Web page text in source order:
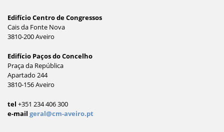
Edifício Centro de Congressos
Cais da Fonte Nova
3810-200 Aveiro
Edifício Paços do Concelho
Praça da República
Apartado 244
3810-156 Aveiro
tel +351 234 406 300
e-mail geral@cm-aveiro.pt